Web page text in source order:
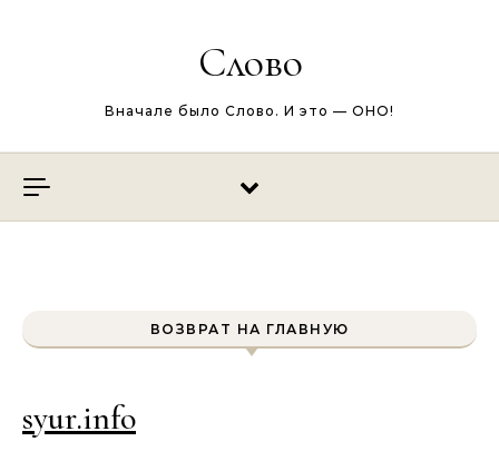
Слово
Вначале было Слово. И это — ОНО!
ВОЗВРАТ НА ГЛАВНУЮ
syur.info